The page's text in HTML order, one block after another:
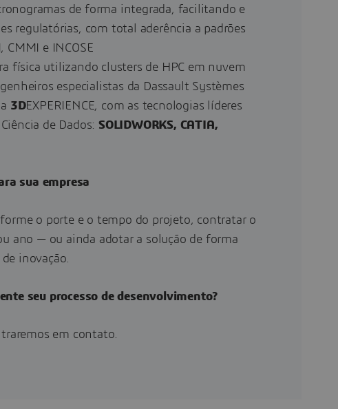
de forma integrada, facilitando e
regulatórias, com total aderência a padrões
e INCOSE
física utilizando clusters de HPC em nuvem
especialistas da Dassault Systèmes
3DEXPERIENCE, com as tecnologias líderes
de Dados: SOLIDWORKS, CATIA,
sua empresa
o porte e o tempo do projeto, contratar o
ano — ou ainda adotar a solução de forma
inovação.
seu processo de desenvolvimento?
em contato.